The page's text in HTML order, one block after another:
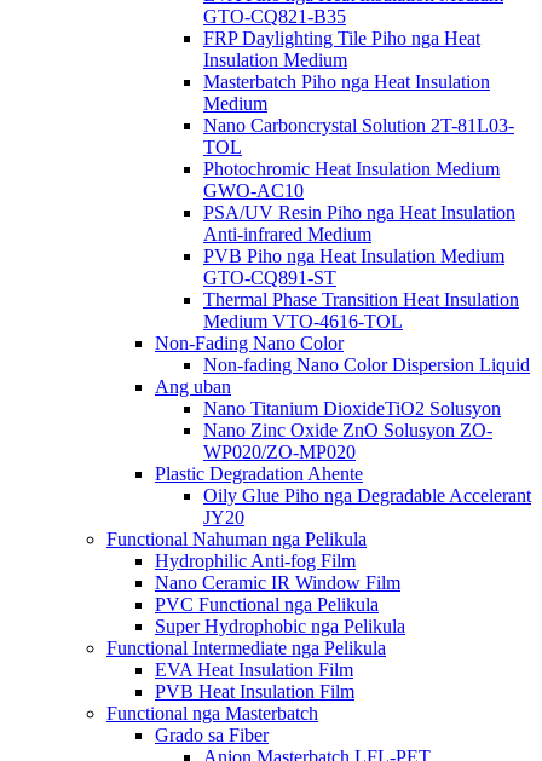
GTO-CQ821-B35
FRP Daylighting Tile Piho nga Heat
Insulation Medium
Masterbatch Piho nga Heat Insulation
Medium
Nano Carboncrystal Solution 2T-81L03-
TOL
Photochromic Heat Insulation Medium
GWO-AC10
PSA/UV Resin Piho nga Heat Insulation
Anti-infrared Medium
PVB Piho nga Heat Insulation Medium
GTO-CQ891-ST
Thermal Phase Transition Heat Insulation
Medium VTO-4616-TOL
Non-Fading Nano Color
Non-fading Nano Color Dispersion Liquid
Ang uban
Nano Titanium DioxideTiO2 Solusyon
Nano Zinc Oxide ZnO Solusyon ZO-
WP020/ZO-MP020
Plastic Degradation Ahente
Oily Glue Piho nga Degradable Accelerant
JY20
Functional Nahuman nga Pelikula
Hydrophilic Anti-fog Film
Nano Ceramic IR Window Film
PVC Functional nga Pelikula
Super Hydrophobic nga Pelikula
Functional Intermediate nga Pelikula
EVA Heat Insulation Film
PVB Heat Insulation Film
Functional nga Masterbatch
Grado sa Fiber
Anion Masterbatch LFL-PET